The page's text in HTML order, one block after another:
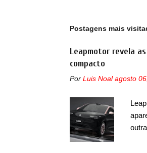
Postagens mais
Leapmotor revela
compacto
Por Luis Noal agosto